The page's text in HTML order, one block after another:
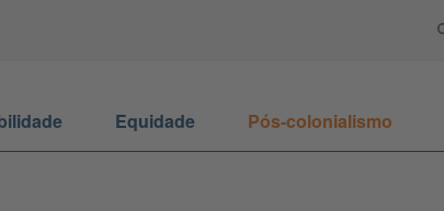
Equidade Pós-colonialismo